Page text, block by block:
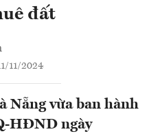
đất
11/2024
vừa ban hành
HĐND ngày